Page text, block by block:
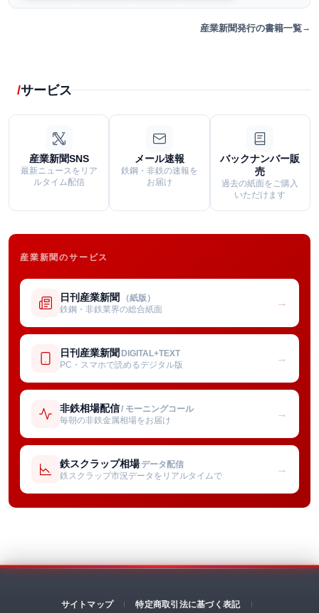
産業新聞発行の書籍一覧
サービス
産業新聞SNS
最新ニュースをリア
ルタイム配信
メール速報
鉄鋼・非鉄の速報を
お届け
バックナンバー販
売
過去の紙面をご購入
いただけます
産業新聞のサービス
日刊産業新聞 （紙版）
鉄鋼・非鉄業界の総合紙面
→
日刊産業新聞 DIGITAL+TEXT
PC・スマホで読めるデジタル版
→
非鉄相場配信/ モーニングコール
毎朝の非鉄金属相場をお届け
→
鉄スクラップ相場 データ配信
鉄スクラップ市況データをリアルタイムで
→
サイトマップ 特定商取引法に基づく表記